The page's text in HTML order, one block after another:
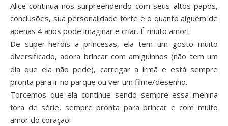
Alice continua nos surpreendendo com seus altos papos,
conclusões, sua personalidade forte e o quanto alguém de
apenas 4 anos pode imaginar e criar. É muito amor!
De super-heróis a princesas, ela tem um gosto muito
diversificado, adora brincar com amiguinhos (não tem um
dia que ela não pede), carregar a irmã e está sempre
pronta para ir no parque ou ver um filme/desenho.
Torcemos que ela continue sendo sempre essa menina
fora de série, sempre pronta para brincar e com muito
amor do coração!